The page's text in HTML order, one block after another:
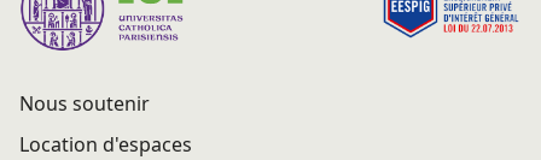
Nous soutenir
Location d'espaces